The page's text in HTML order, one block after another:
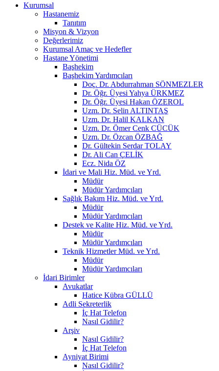
Kurumsal
Hastanemiz
Tanıtım
Misyon & Vizyon
Değerlerimiz
Kurumsal Amaç ve Hedefler
Hastane Yönetimi
Başhekim
Başhekim Yardımcıları
Doç. Dr. Abdurrahman SÖNMEZLER
Dr. Öğr. Üyesi Yahya ÜRKMEZ
Dr. Öğr. Üyesi Hakan ÖZEROL
Uzm. Dr. Selin ALTINTAŞ
Uzm. Dr. Halil KALKAN
Uzm. Dr. Ömer Cenk CÜCÜK
Uzm. Dr. Özcan ÖZBAĞ
Dr. Gültekin Serdar TOLAY
Dr. Ali Can ÇELİK
Ecz. Nida ÖZ
İdari ve Mali Hiz. Müd. ve Yrd.
Müdür
Müdür Yardımcıları
Sağlık Bakım Hiz. Müd. ve Yrd.
Müdür
Müdür Yardımcıları
Destek ve Kalite Hiz. Müd. ve Yrd.
Müdür
Müdür Yardımcıları
Teknik Hizmetler Müd. ve Yrd.
Müdür
Müdür Yardımcıları
İdari Birimler
Avukatlar
Hatice Kübra GÜLLÜ
Adli Sekreterlik
İç Hat Telefon
Nasıl Gidilir?
Arşiv
Nasıl Gidilir?
İç Hat Telefon
Ayniyat Birimi
Nasıl Gidilir?